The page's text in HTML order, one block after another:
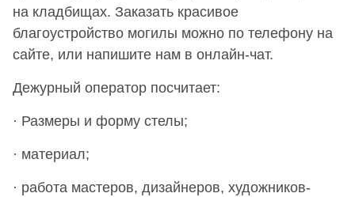
на кладбищах. Заказать красивое
благоустройство могилы можно по телефону на
сайте, или напишите нам в онлайн-чат.
Дежурный оператор посчитает:
· Размеры и форму стелы;
· материал;
· работа мастеров, дизайнеров, художников-